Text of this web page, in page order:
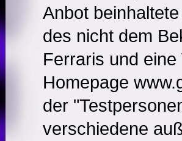
Anbot
des nicht dem
Ferraris und
Homepage
der
verschiedene